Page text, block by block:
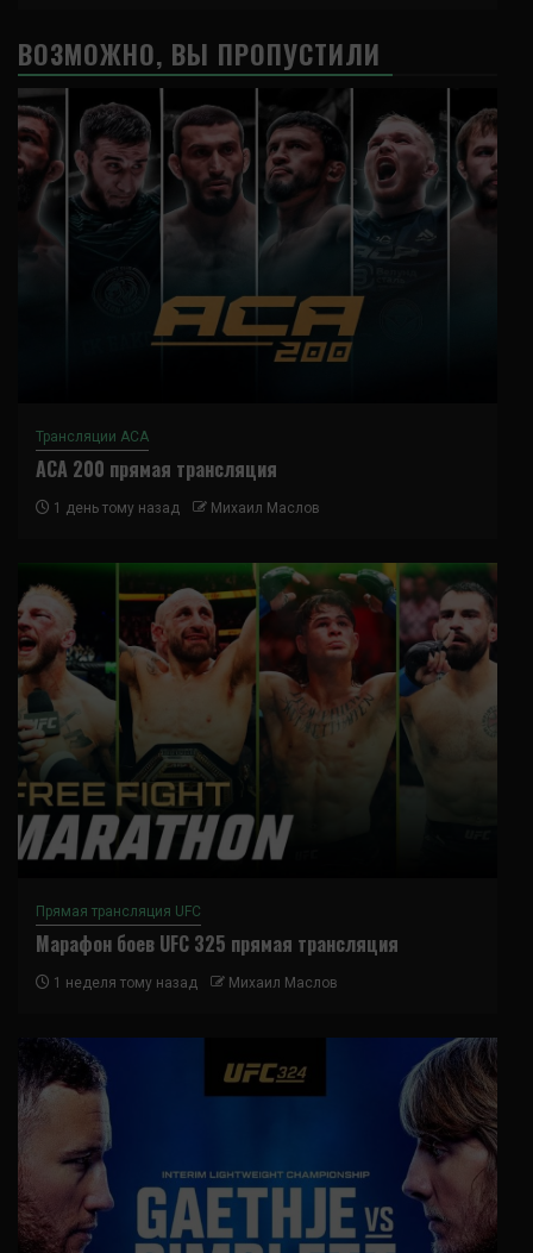
ВОЗМОЖНО, ВЫ ПРОПУСТИЛИ
Трансляции ACA
ACA 200 прямая трансляция
1 день тому назад Михаил Маслов
Прямая трансляция UFC
Марафон боев UFC 325 прямая трансляция
1 неделя тому назад Михаил Маслов